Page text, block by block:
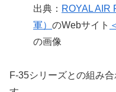
出典： ROYAL AIR
軍） のWebサイト
の画像
F-35シリーズとの組み